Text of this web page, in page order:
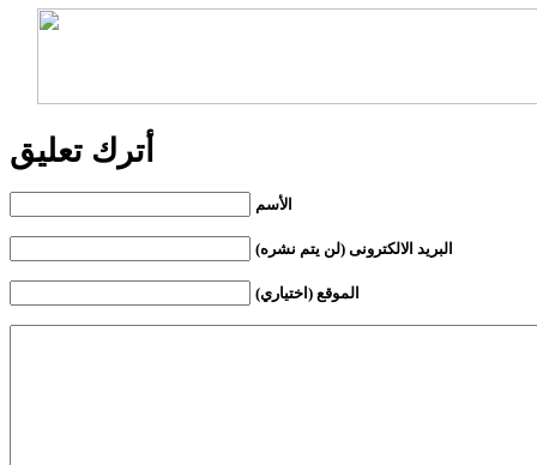
أترك تعليق
الأسم
البريد الالكترونى (لن يتم نشره)
الموقع (اختياري)